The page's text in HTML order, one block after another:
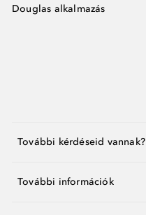
Douglas alkalmazás
További kérdéseid vannak?
További információk